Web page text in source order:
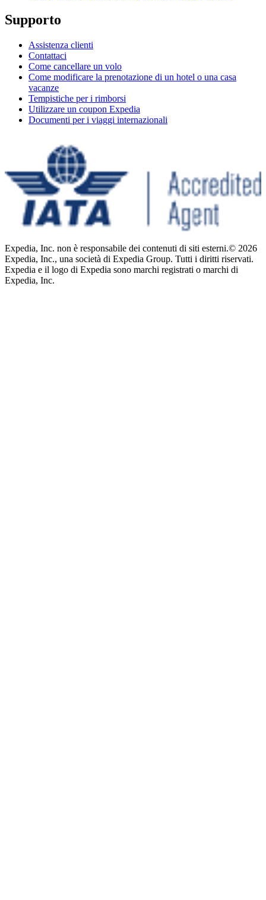
Supporto
Assistenza clienti
Contattaci
Come cancellare un volo
Come modificare la prenotazione di un hotel o una casa
vacanze
Tempistiche per i rimborsi
Utilizzare un coupon Expedia
Documenti per i viaggi internazionali
Expedia, Inc. non è responsabile dei contenuti di siti esterni.© 2026
Expedia, Inc., una società di Expedia Group. Tutti i diritti riservati.
Expedia e il logo di Expedia sono marchi registrati o marchi di
Expedia, Inc.